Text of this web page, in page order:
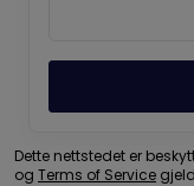
Dette nettstedet er
og Terms of Service